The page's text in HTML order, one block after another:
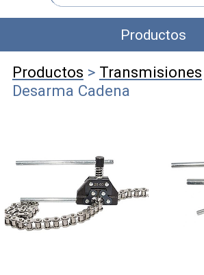
Productos
Productos > Transmisiones
Desarma Cadena